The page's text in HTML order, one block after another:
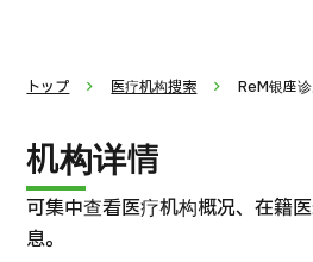
トップ 医疗机构搜索 ReM银座
机构详情
可集中查看医疗机构概况、在籍
息。